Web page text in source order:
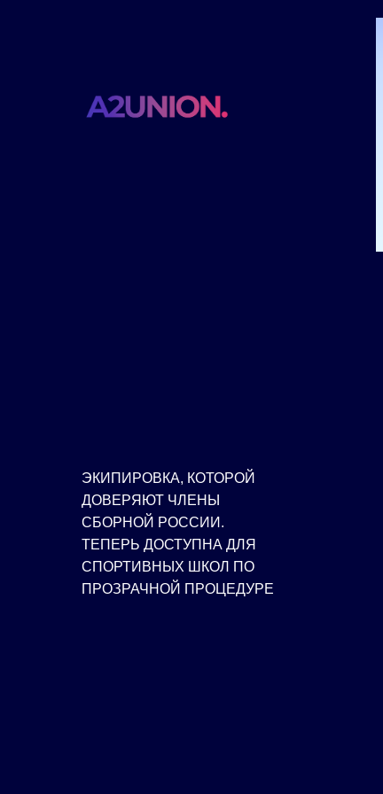
ЭКИПИРОВКА, КОТОРОЙ
ДОВЕРЯЮТ ЧЛЕНЫ
СБОРНОЙ РОССИИ.
ТЕПЕРЬ ДОСТУПНА ДЛЯ
СПОРТИВНЫХ ШКОЛ ПО
ПРОЗРАЧНОЙ ПРОЦЕДУРЕ